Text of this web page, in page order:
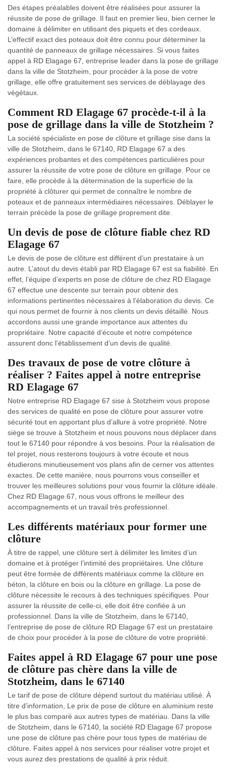
Des étapes préalables doivent être réalisées pour assurer la
réussite de pose de grillage. Il faut en premier lieu, bien cerner le
domaine à délimiter en utilisant des piquets et des cordeaux.
L’effectif exact des poteaux doit être connu pour déterminer la
quantité de panneaux de grillage nécessaires. Si vous faites
appel à RD Elagage 67, entreprise leader dans la pose de grillage
dans la ville de Stotzheim, pour procéder à la pose de votre
grillage, elle offre gratuitement ses services de déblayage des
végétaux.
Comment RD Elagage 67 procède-t-il à la
pose de grillage dans la ville de Stotzheim ?
La société spécialiste en pose de clôture et grillage sise dans la
ville de Stotzheim, dans le 67140, RD Elagage 67 a des
expériences probantes et des compétences particulières pour
assurer la réussite de votre pose de clôture en grillage. Pour ce
faire, elle procède à la détermination de la superficie de la
propriété à clôturer qui permet de connaître le nombre de
poteaux et de panneaux intermédiaires nécessaires. Déblayer le
terrain précède la pose de grillage proprement dite.
Un devis de pose de clôture fiable chez RD
Elagage 67
Le devis de pose de clôture est différent d’un prestataire à un
autre. L’atout du devis établi par RD Elagage 67 est sa fiabilité. En
effet, l’équipe d’experts en pose de clôture de chez RD Elagage
67 effectue une descente sur terrain pour obtenir des
informations pertinentes nécessaires à l’élaboration du devis. Ce
qui nous permet de fournir à nos clients un devis détaillé. Nous
accordons aussi une grande importance aux attentes du
propriétaire. Notre capacité d’écoute et notre compétence
assurent donc l’établissement d’un devis de qualité.
Des travaux de pose de votre clôture à
réaliser ? Faites appel à notre entreprise
RD Elagage 67
Notre entreprise RD Elagage 67 sise à Stotzheim vous propose
des services de qualité en pose de clôture pour assurer votre
sécurité tout en apportant plus d’allure à votre propriété. Notre
siège se trouve à Stotzheim et nous pouvons nous déplacer dans
tout le 67140 pour répondre à vos besoins. Pour la réalisation de
tel projet, nous resterons toujours à votre écoute et nous
étudierons minutieusement vos plans afin de cerner vos attentes
exactes. De cette manière, nous pourrons vous conseiller et
trouver les meilleures solutions pour vous fournir la clôture idéale.
Chez RD Elagage 67, nous vous offrons le meilleur des
accompagnements et un travail très professionnel.
Les différents matériaux pour former une
clôture
À titre de rappel, une clôture sert à délimiter les limites d’un
domaine et à protéger l’intimité des propriétaires. Une clôture
peut être formée de différents matériaux comme la clôture en
béton, la clôture en bois ou la clôture en grillage. La pose de
clôture nécessite le recours à des techniques spécifiques. Pour
assurer la réussite de celle-ci, elle doit être confiée à un
professionnel. Dans la ville de Stotzheim, dans le 67140,
l’entreprise de pose de clôture RD Elagage 67 est un prestataire
de choix pour procéder à la pose de clôture de votre propriété.
Faites appel à RD Elagage 67 pour une pose
de clôture pas chère dans la ville de
Stotzheim, dans le 67140
Le tarif de pose de clôture dépend surtout du matériau utilisé. À
titre d’information, Le prix de pose de clôture en aluminium reste
le plus bas comparé aux autres types de matériau. Dans la ville
de Stotzheim, dans le 67140, la société RD Elagage 67 propose
une pose de clôture pas chère pour tous types de matériau de
clôture. Faites appel à nos services pour réaliser votre projet et
vous aurez des prestations de qualité à prix réduit.